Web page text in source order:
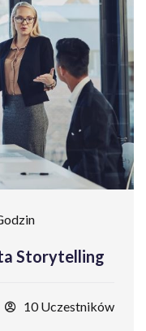
Storytelling
10 Uczestników